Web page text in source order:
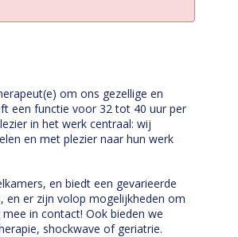
om ons gezellige en
een functie voor 32 tot 40 uur per
in het werk centraal: wij
en met plezier naar hun werk
en biedt een gevarieerde
en er zijn volop mogelijkheden om
in contact! Ook bieden we
shockwave of geriatrie.